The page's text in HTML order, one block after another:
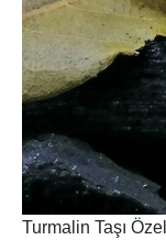
Turmalin Taşı